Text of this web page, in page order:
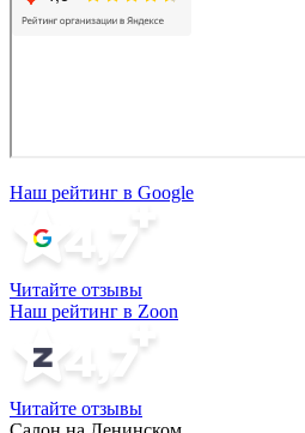
Наш рейтинг в Google
Читайте отзывы
Наш рейтинг в Zoon
Читайте отзывы